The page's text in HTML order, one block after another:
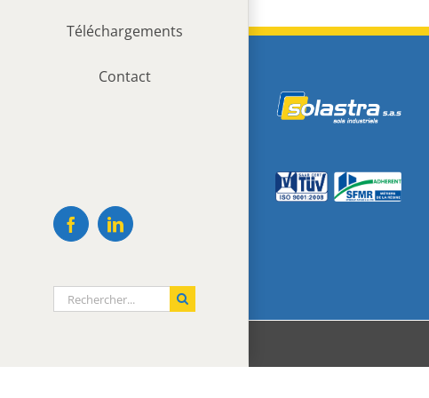
Téléchargements
Contact
FacebookLinkedIn
Rechercher: